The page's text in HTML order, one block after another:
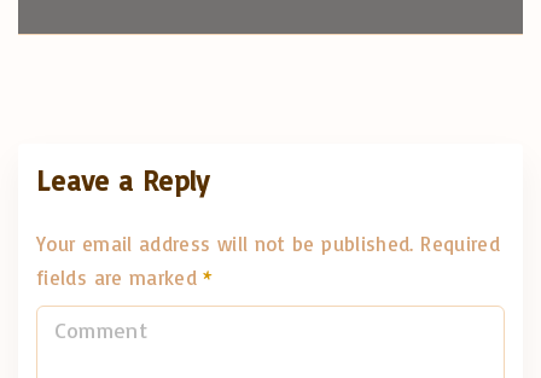
Leave a Reply
Your email address will not be published. Required
fields are marked*